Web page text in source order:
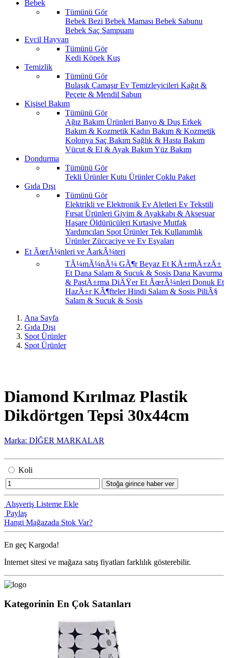
Bebek
Tümünü Gör
Bebek Bezi Bebek Maması Bebek Sabunu
Bebek Saç Şampuanı
Evcil Hayvan
Tümünü Gör
Kedi Köpek Kuş
Temizlik
Tümünü Gör
Bulaşık ÇamaşırEv Temizleyicileri Kağıt &
Peçete & Mendil Sabun
Kişisel Bakım
Tümünü Gör
Ağız Bakım Ürünleri Banyo & Duş Erkek
Bakım & Kozmetik Kadın Bakım & Kozmetik
Kolonya Saç Bakım Sağlık & Hasta Bakım
Vücut & El & Ayak BakımYüz Bakım
Dondurma
Tümünü Gör
Tekli ÜrünlerKutu ÜrünlerÇoklu Paket
Gıda Dışı
Tümünü Gör
Elektrikli ve Elektronik Ev Aletleri Ev Tekstili
Fırsat Ürünleri Giyim & Ayakkabı & Aksesuar
Haşare Öldürücüleri Kırtasiye Mutfak
Yardımcıları Spot ÜrünlerTek Kullanımlık
Ürünler Züccaciye ve Ev Eşyaları
Et ÃœrÃ¼nleri ve ÅarkÃ¼teri
TÃ¼mÃ¼nÃ¼ GÃ¶rBeyaz Et KÄ±rmÄ±zÄ±
Et Dana Salam & Sucuk & Sosis Dana Kavurma
& PastÄ±rma DiÄŸer Et ÃœrÃ¼nleri Donuk Et
HazÄ±r KÃ¶ftelerHindi Salam & Sosis PiliÃ§
Salam & Sucuk & Sosis
Ana Sayfa
Gıda Dışı
Spot Ürünler
Spot Ürünler
Diamond Kırılmaz Plastik
Dikdörtgen Tepsi 30x44cm
Marka: DİĞER MARKALAR
Koli
Stoğa girince haber ver
Alışveriş Listeme Ekle
Paylaş
Hangi Mağazada Stok Var?
En geç Kargoda!
İnternet sitesi ve mağaza satış fiyatları farklılık gösterebilir.
Kategorinin En Çok Satanları